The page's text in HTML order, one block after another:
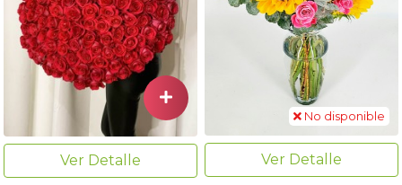
Ver Detalle
No disponible
Ver Detalle